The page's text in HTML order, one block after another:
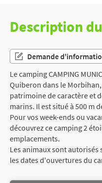
Description
Demande
Le camping CAMPING
Quiberon dans le
patrimoine de caractère et
marins. Il est situé à 500 m
Pour vos week-ends ou
découvrez ce camping 2
emplacements.
Les animaux sont autorisés
les dates d'ouvertures du